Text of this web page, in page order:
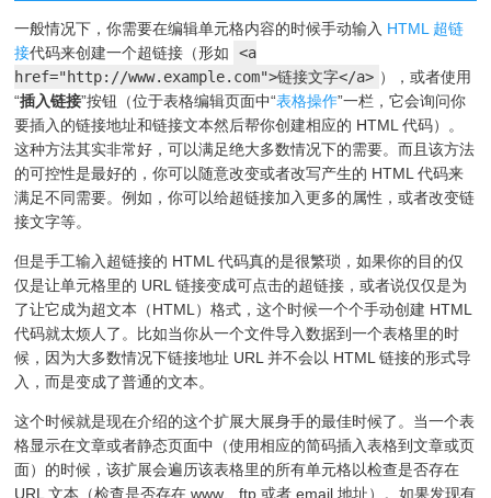
一般情况下，你需要在编辑单元格内容的时候手动输入 HTML 超链
接代码来创建一个超链接（形如
<a
href="http://www.example.com">链接文字</a> ），或者使用
“插入链接”按钮（位于表格编辑页面中“表格操作”一栏，它会询问你
要插入的链接地址和链接文本然后帮你创建相应的 HTML 代码）。
这种方法其实非常好，可以满足绝大多数情况下的需要。而且该方法
的可控性是最好的，你可以随意改变或者改写产生的 HTML 代码来
满足不同需要。例如，你可以给超链接加入更多的属性，或者改变链
接文字等。
但是手工输入超链接的 HTML 代码真的是很繁琐，如果你的目的仅
仅是让单元格里的 URL 链接变成可点击的超链接，或者说仅仅是为
了让它成为超文本（HTML）格式，这个时候一个个手动创建 HTML
代码就太烦人了。比如当你从一个文件导入数据到一个表格里的时
候，因为大多数情况下链接地址 URL 并不会以 HTML 链接的形式导
入，而是变成了普通的文本。
这个时候就是现在介绍的这个扩展大展身手的最佳时候了。当一个表
格显示在文章或者静态页面中（使用相应的简码插入表格到文章或页
面）的时候，该扩展会遍历该表格里的所有单元格以检查是否存在
URL 文本（检查是否存在 www、ftp 或者 email 地址）。如果发现有